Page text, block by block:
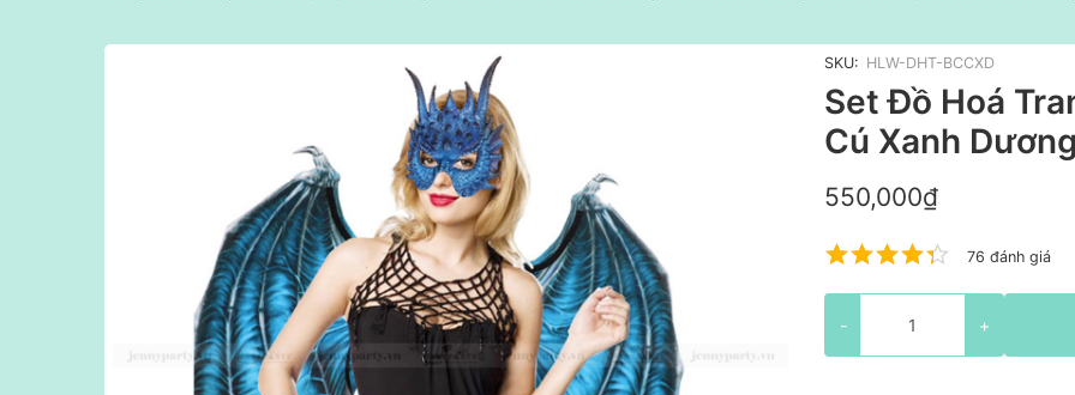
SKU: HLW-DHT-BCCXD
Set Đồ Hoá
Cú Xanh
550,000₫
76 đánh giá
- +